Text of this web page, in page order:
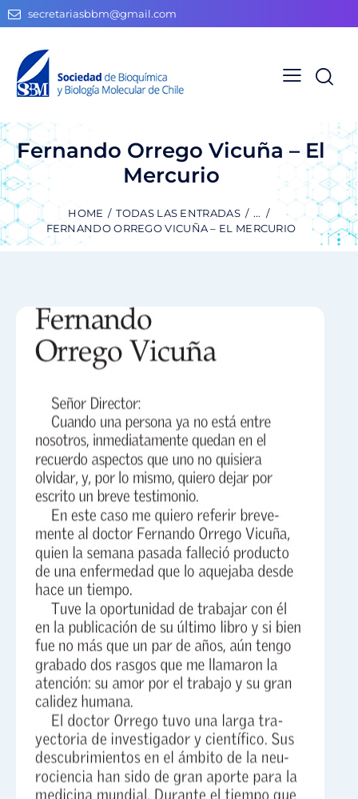
secretariasbbm@gmail.com
Fernando Orrego Vicuña – El
Mercurio
HOME TODAS LAS ENTRADAS
...
FERNANDO ORREGO VICUÑA – EL MERCURIO